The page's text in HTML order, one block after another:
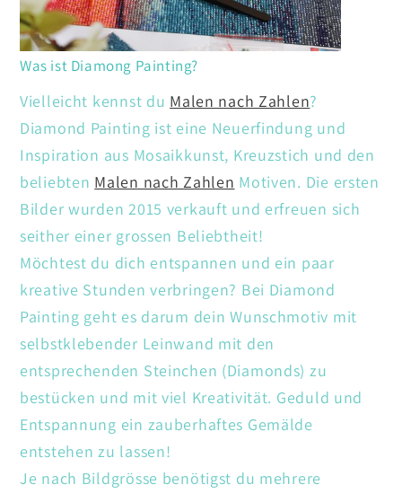
Was ist Diamong Painting?
Vielleicht kennst du Malen nach Zahlen?
Diamond Painting ist eine Neuerfindung und
Inspiration aus Mosaikkunst, Kreuzstich und den
beliebten Malen nach Zahlen Motiven. Die ersten
Bilder wurden 2015 verkauft und erfreuen sich
seither einer grossen Beliebtheit!
Möchtest du dich entspannen und ein paar
kreative Stunden verbringen? Bei Diamond
Painting geht es darum dein Wunschmotiv mit
selbstklebender Leinwand mit den
entsprechenden Steinchen (Diamonds) zu
bestücken und mit viel Kreativität. Geduld und
Entspannung ein zauberhaftes Gemälde
entstehen zu lassen!
Je nach Bildgrösse benötigst du mehrere